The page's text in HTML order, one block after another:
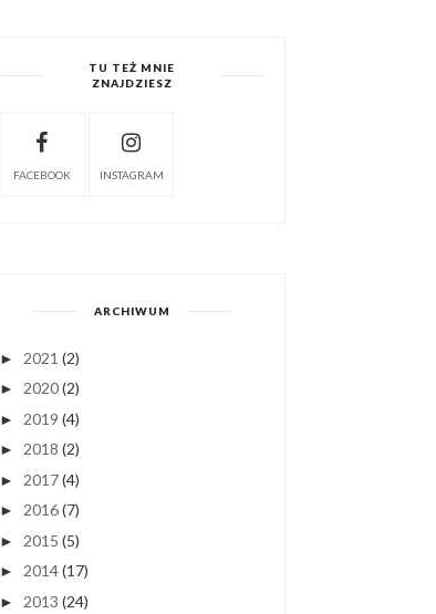
TU TEŻ MNIE
ZNAJDZIESZ
FACEBOOK INSTAGRAM
ARCHIWUM
► 2021 (2)
► 2020(2)
► 2019 (4)
► 2018 (2)
► 2017(4)
► 2016(7)
► 2015 (5)
► 2014(17)
► 2013 (24)